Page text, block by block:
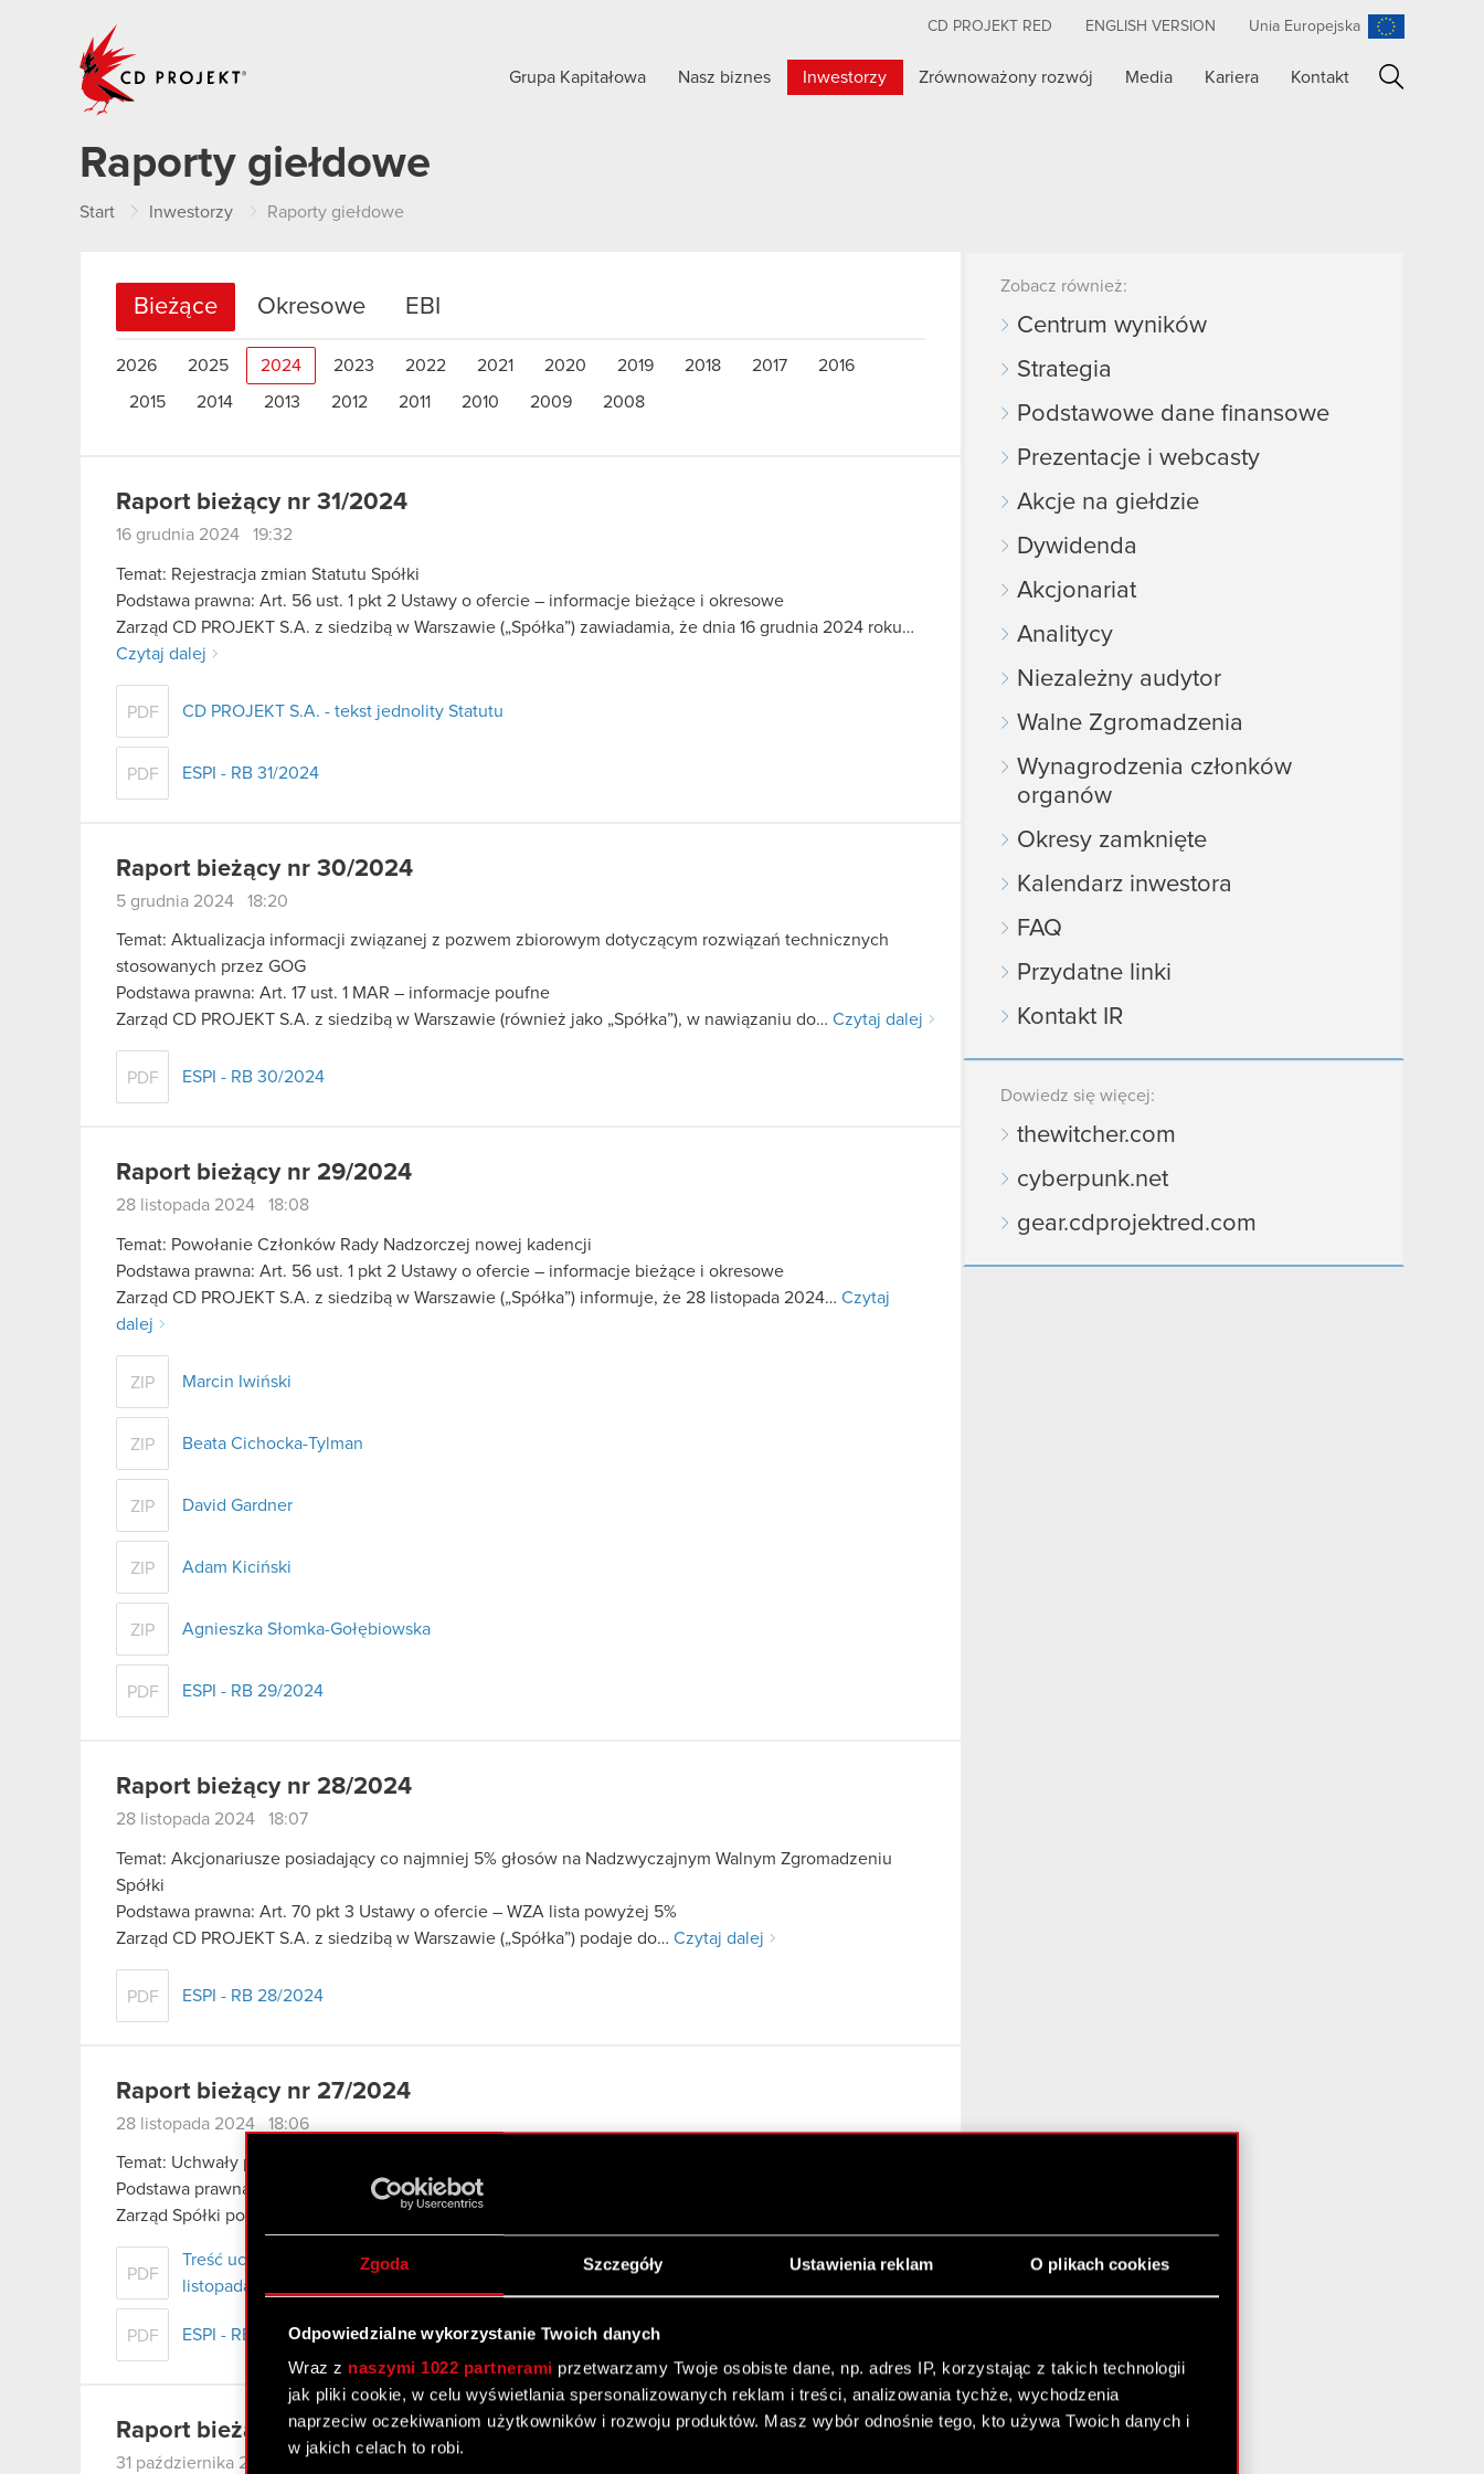
Zgoda Szczegóły Ustawienia reklam O plikach cookies
Odpowiedzialne wykorzystanie Twoich danych
Wraz z naszymi 1022 partnerami przetwarzamy Twoje osobiste dane, np. adres IP, korzystając z takich technologii
jak pliki cookie, w celu wyświetlania spersonalizowanych reklam i treści, analizowania tychże, wychodzenia
naprzeciw oczekiwaniom użytkowników i rozwoju produktów. Masz wybór odnośnie tego, kto używa Twoich danych i
w jakich celach to robi.
CD PROJEKT RED ENGLISH VERSION Unia Europejska
Grupa Kapitałowa Nasz biznes Inwestorzy Zrównoważony rozwój Media Kariera Kontakt
Raporty giełdowe
Start Inwestorzy Raporty giełdowe
Bieżące Okresowe EBI
2026 2025 2024 2023 2022 2021 2020 2019 2018 2017 2016
2015 2014 2013 2012 2011 2010 2009 2008
Raport bieżący nr 31/2024
16 grudnia 2024 19:32
Temat: Rejestracja zmian Statutu Spółki
Podstawa prawna: Art. 56 ust. 1 pkt 2 Ustawy o ofercie – informacje bieżące i okresowe
Zarząd CD PROJEKT S.A. z siedzibą w Warszawie („Spółka”) zawiadamia, że dnia 16 grudnia 2024 roku…
Czytaj dalej
PDF CD PROJEKT S.A. - tekst jednolity Statutu
PDF ESPI - RB 31/2024
Raport bieżący nr 30/2024
5 grudnia 2024 18:20
Temat: Aktualizacja informacji związanej z pozwem zbiorowym dotyczącym rozwiązań technicznych
stosowanych przez GOG
Podstawa prawna: Art. 17 ust. 1 MAR – informacje poufne
Zarząd CD PROJEKT S.A. z siedzibą w Warszawie (również jako „Spółka”), w nawiązaniu do… Czytaj dalej
PDF ESPI - RB 30/2024
Raport bieżący nr 29/2024
28 listopada 2024 18:08
Temat: Powołanie Członków Rady Nadzorczej nowej kadencji
Podstawa prawna: Art. 56 ust. 1 pkt 2 Ustawy o ofercie – informacje bieżące i okresowe
Zarząd CD PROJEKT S.A. z siedzibą w Warszawie („Spółka”) informuje, że 28 listopada 2024… Czytaj
dalej
ZIP Marcin Iwiński
ZIP Beata Cichocka-Tylman
ZIP David Gardner
ZIP Adam Kiciński
ZIP Agnieszka Słomka-Gołębiowska
PDF ESPI - RB 29/2024
Raport bieżący nr 28/2024
28 listopada 2024 18:07
Temat: Akcjonariusze posiadający co najmniej 5% głosów na Nadzwyczajnym Walnym Zgromadzeniu
Spółki
Podstawa prawna: Art. 70 pkt 3 Ustawy o ofercie – WZA lista powyżej 5%
Zarząd CD PROJEKT S.A. z siedzibą w Warszawie („Spółka”) podaje do… Czytaj dalej
PDF ESPI - RB 28/2024
Raport bieżący nr 27/2024
28 listopada 2024 18:06
Temat: Uchwały podjęte przez Nadzwyczajne Walne Zgromadzenie Spółki
Podstawa prawna: Art. 56 ust. 1 pkt 2 Ustawy o ofercie – informacje bieżące i okresowe
Zarząd Spółki pod firmą CD PROJEKT S.A. z siedzibą w Warszawie („Spółka”), przekazuje…
PDF
Treść uchwał podjętych przez Nadzwyczajne Walne Zgromadzenie Akcjonariuszy Spółki dnia 28
listopada 2024 r.
PDF ESPI - RB 27/2024
Raport bieżący nr 26/2024
31 października 2024 10:16
Zobacz również:
Centrum wyników
Strategia
Podstawowe dane finansowe
Prezentacje i webcasty
Akcje na giełdzie
Dywidenda
Akcjonariat
Analitycy
Niezależny audytor
Walne Zgromadzenia
Wynagrodzenia członków
organów
Okresy zamknięte
Kalendarz inwestora
FAQ
Przydatne linki
Kontakt IR
Dowiedz się więcej:
thewitcher.com
cyberpunk.net
gear.cdprojektred.com